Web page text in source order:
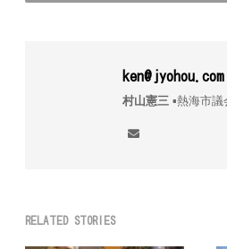
ken@jyohou.com
村山憲三▪︎熱海市
RELATED STORIES